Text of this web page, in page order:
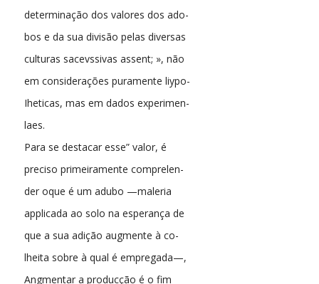
determinação dos valores dos ado-
bos e da sua divisão pelas diversas
culturas sacevssivas assent; », não
em considerações puramente liypo-
Iheticas, mas em dados experimen-
laes.
Para se destacar esse” valor, é
preciso primeiramente comprelen-
der oque é um adubo —maleria
applicada ao solo na esperança de
que a sua adição augmente à co-
lheita sobre à qual é empregada—,
Angmentar a producção é o fim